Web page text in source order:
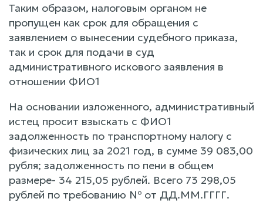
Таким образом, налоговым органом не
пропущен как срок для обращения с
заявлением о вынесении судебного приказа,
так и срок для подачи в суд
административного искового заявления в
отношении ФИО1
На основании изложенного, административный
истец просит взыскать с ФИО1
задолженность по транспортному налогу с
физических лиц за 2021 год, в сумме 39 083,00
рубля; задолженность по пени в общем
размере- 34 215,05 рублей. Всего 73 298,05
рублей по требованию № от ДД.ММ.ГГГГ.